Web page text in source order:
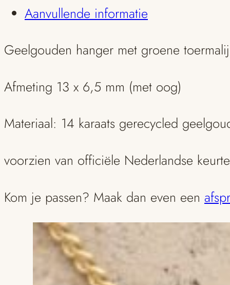
Aanvullende informatie
Geelgouden hanger met groene
Afmeting 13 x 6,5 mm (met oog)
Materiaal: 14 karaats gerecycled
voorzien van officiële Nederlandse
Kom je passen? Maak dan even een